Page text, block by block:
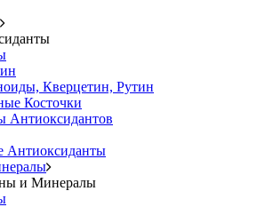
Кверцетин, Рутин
Косточки
Антиоксидантов
Антиоксиданты
и Минералы